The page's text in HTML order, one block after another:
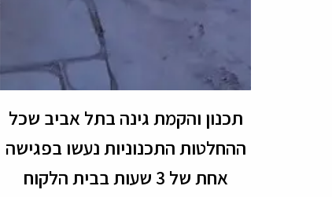
תכנון והקמת גינה בתל אביב שכל
ההחלטות התכנוניות נעשו בפגישה
אחת של 3 שעות בבית הלקוח